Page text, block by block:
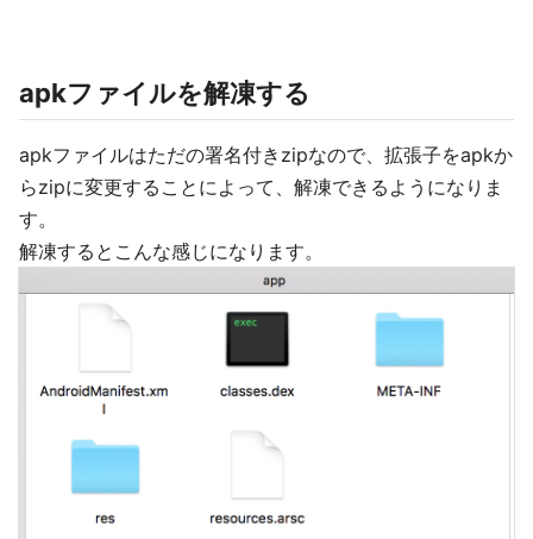
apkファイルを解凍する
apkファイルはただの署名付きzipなので、拡張子をapkか
らzipに変更することによって、解凍できるようになりま
す。
解凍するとこんな感じになります。